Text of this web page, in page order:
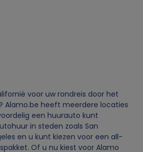
voor uw rondreis door het
Alamo.be heeft meerdere locaties
een huurauto kunt
in steden zoals San
en u kunt kiezen voor een all-
Of u nu kiest voor Alamo